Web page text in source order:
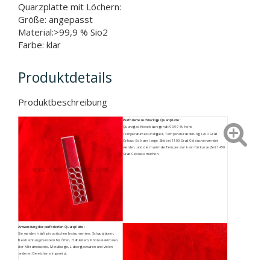
Quarzplatte mit Löchern:
Größe: angepasst
Material:>99,9 % Sio2
Farbe: klar
Produktdetails
Produktbeschreibung
Perforierte rechteckige Quarzplatte:
Quarzglas-Kieselsäuregehalt 99,99 %, hohe
Temperaturbeständigkeit, Temperaturänderung 1200 Grad
Celsius. Es kann lange Zeit bei 1100 Grad Celsius verwendet
werden, und die maximale Temperatur kann für kurze Zeit 1450
Grad Celsius erreichen.
Anwendung der perforierten Quarzplatte:
Sie werden häufig in optischen Instrumenten, Schaugläsern,
Beobachtungsfenstern für Öfen, Halbleitern, Photoelektronen,
der Militärindustrie, Metallurgie, Laborglaswaren und vielen
anderen Bereichen eingesetzt.